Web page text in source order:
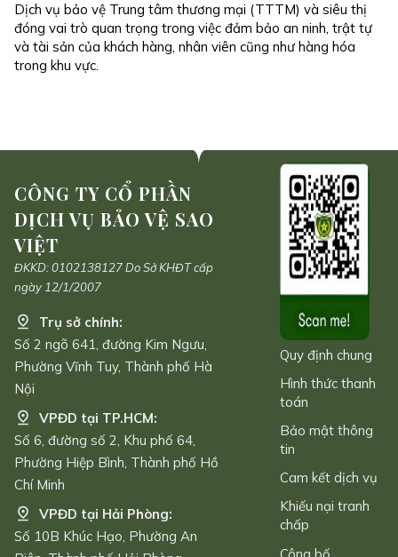
Dịch vụ bảo vệ Trung tâm thương mại (TTTM) và siêu thị
đóng vai trò quan trọng trong việc đảm bảo an ninh, trật tự
và tài sản của khách hàng, nhân viên cũng như hàng hóa
trong khu vực.
CÔNG TY CỔ PHẦN
DỊCH VỤ BẢO VỆ SAO
VIỆT
ĐKKD: 0102138127 Do Sở KHĐT cấp
ngày 12/1/2007
Trụ sở chính:
Số 2 ngõ 641, đường Kim Ngưu,
Phường Vĩnh Tuy, Thành phố Hà
Nội
VPĐD tại TP.HCM:
Số 6, đường số 2, Khu phố 64,
Phường Hiệp Bình, Thành phố Hồ
Chí Minh
VPĐD tại Hải Phòng:
Số 10B Khúc Hạo, Phường An
Quy định chung
Hình thức thanh
toán
Bảo mật thông
tin
Cam kết dịch vụ
Khiếu nại tranh
chấp
Công bố